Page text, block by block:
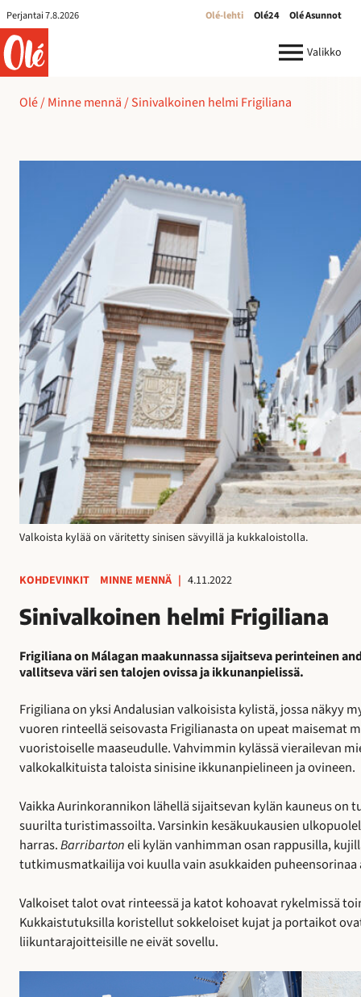
Perjantai 7.8.2026 Olé-lehti Olé24 Olé Asunnot
ole.fi
Valikko
Olé/Minne mennä/Sinivalkoinen helmi Frigiliana
Valkoista kylää on väritetty sinisen sävyillä ja kukkaloistolla.
KOHDEVINKIT MINNE MENNÄ | 4.11.2022
Sinivalkoinen helmi Frigiliana
Frigiliana on Málagan maakunnassa sijaitseva perinteinen
vallitseva väri sen talojen ovissa ja ikkunanpielissä.
Frigiliana on yksi Andalusian valkoisista kylistä, jossa näkyy
vuoren rinteellä seisovasta Frigilianasta on upeat maisemat
vuoristoiselle maaseudulle. Vahvimmin kylässä vierailevan
valkokalkituista taloista sinisine ikkunanpielineen ja ovineen.
Vaikka Aurinkorannikon lähellä sijaitsevan kylän kauneus
suurilta turistimassoilta. Varsinkin kesäkuukausien
harras.Barribartoneli kylän vanhimman osan rappusilla,
tutkimusmatkailija voi kuulla vain asukkaiden
Valkoiset talot ovat rinteessä ja katot kohoavat rykelmissä
Kukkaistutuksilla koristellut sokkeloiset kujat ja portaikot
liikuntarajoitteisille ne eivät sovellu.